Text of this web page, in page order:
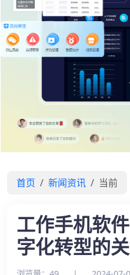
首页 新闻资讯 当前
工作手机软
字化转型的